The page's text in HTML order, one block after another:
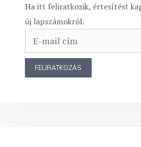
Ha itt feliratkozik, értesítést
új lapszámokról.